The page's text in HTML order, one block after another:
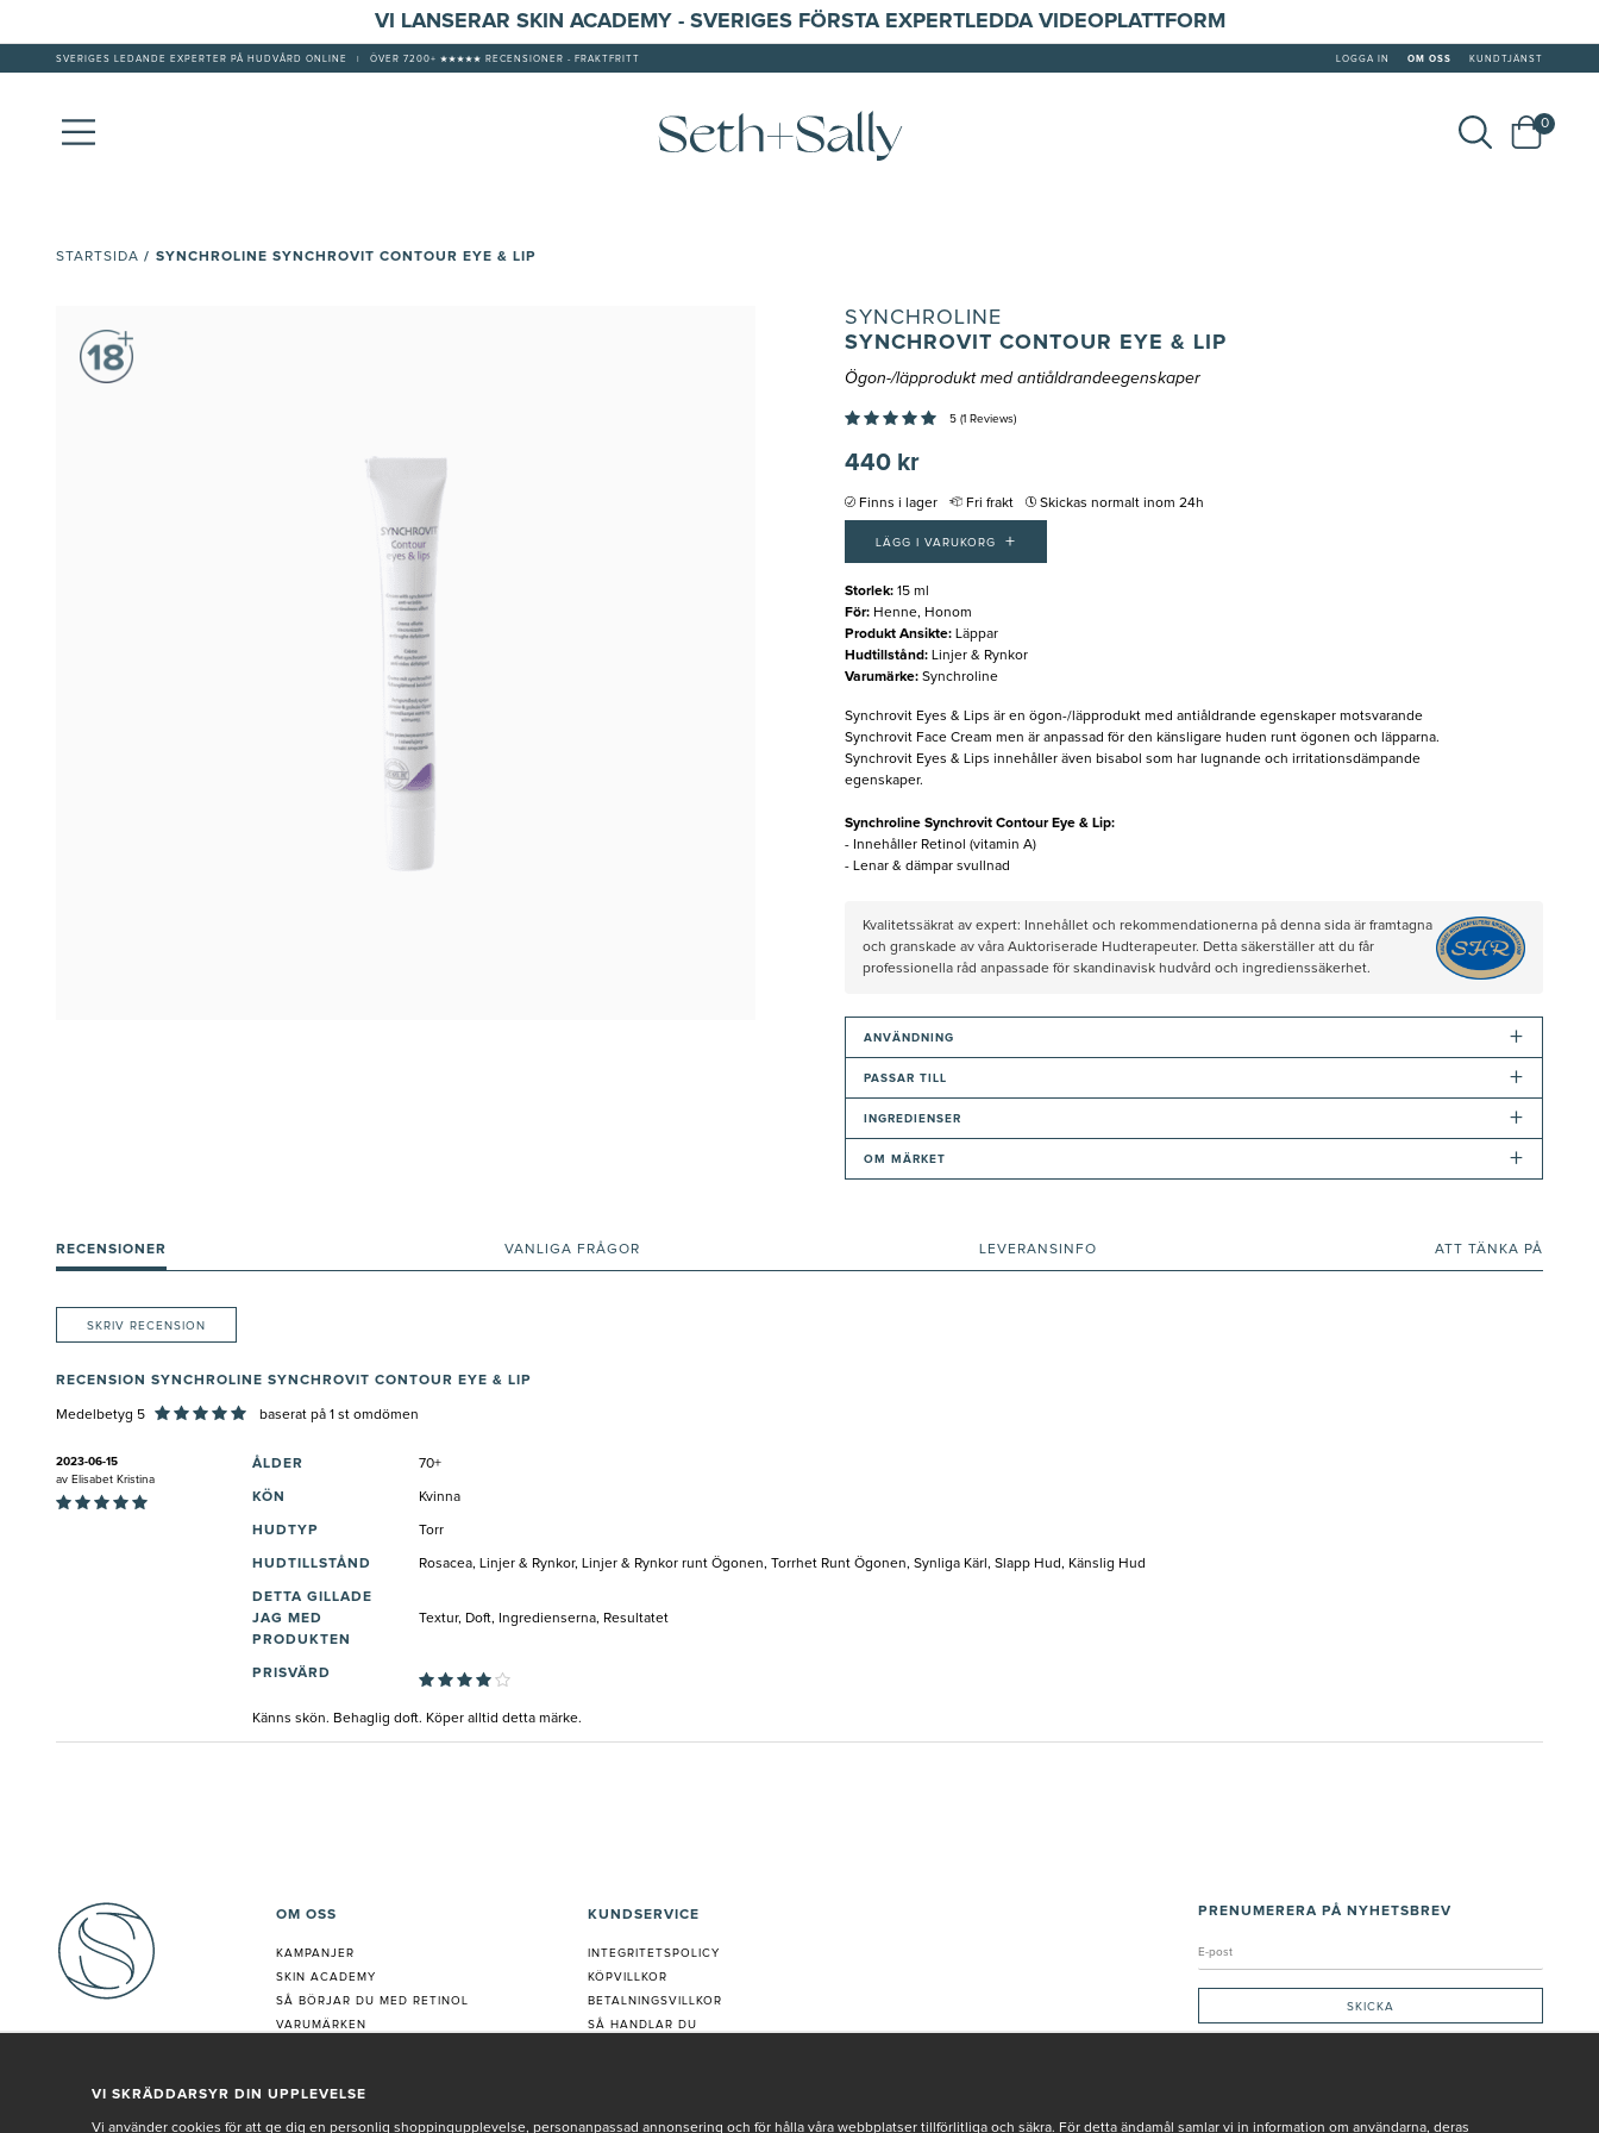
VI LANSERAR SKIN ACADEMY - SVERIGES FÖRSTA EXPERTLEDDA VIDEOPLATTFORM
SVERIGES LEDANDE EXPERTER PÅ HUDVÅRD ONLINE ÖVER 7200+ ★★★★★ RECENSIONER - FRAKTFRITT LOGGA IN OM OSS KUNDTJÄNST
0
STARTSIDA / SYNCHROLINE SYNCHROVIT CONTOUR EYE & LIP
SYNCHROLINE
SYNCHROVIT CONTOUR EYE & LIP
Ögon-/läpprodukt med antiåldrandeegenskaper
5 (1 Reviews)
440 kr
Finns i lager Fri frakt Skickas normalt inom 24h
LÄGG I VARUKORG +
Storlek: 15 ml
För: Henne, Honom
Produkt Ansikte: Läppar
Hudtillstånd: Linjer & Rynkor
Varumärke: Synchroline
Synchrovit Eyes & Lips är en ögon-/läpprodukt med antiåldrande egenskaper motsvarande
Synchrovit Face Cream men är anpassad för den känsligare huden runt ögonen och läpparna.
Synchrovit Eyes & Lips innehåller även bisabol som har lugnande och irritationsdämpande
egenskaper.
Synchroline Synchrovit Contour Eye & Lip:
- Innehåller Retinol (vitamin A)
- Lenar & dämpar svullnad
Kvalitetssäkrat av expert: Innehållet och rekommendationerna på denna sida är framtagna
och granskade av våra Auktoriserade Hudterapeuter. Detta säkerställer att du får
professionella råd anpassade för skandinavisk hudvård och ingredienssäkerhet.
ANVÄNDNING +
PASSAR TILL +
INGREDIENSER +
OM MÄRKET +
RECENSIONER VANLIGA FRÅGOR LEVERANSINFO ATT TÄNKA PÅ
SKRIV RECENSION
RECENSION SYNCHROLINE SYNCHROVIT CONTOUR EYE & LIP
Medelbetyg 5 baserat på 1 st omdömen
2023-06-15
av Elisabet Kristina
ÅLDER 70+
KÖN Kvinna
HUDTYP Torr
HUDTILLSTÅND Rosacea, Linjer & Rynkor, Linjer & Rynkor runt Ögonen, Torrhet Runt Ögonen, Synliga Kärl, Slapp Hud, Känslig Hud
DETTA GILLADE
JAG MED
PRODUKTEN
Textur, Doft, Ingredienserna, Resultatet
PRISVÄRD
Känns skön. Behaglig doft. Köper alltid detta märke.
OM OSS
KAMPANJER
SKIN ACADEMY
SÅ BÖRJAR DU MED RETINOL
VARUMÄRKEN
VÅR PERSONAL
KUNDSERVICE
INTEGRITETSPOLICY
KÖPVILLKOR
BETALNINGSVILLKOR
SÅ HANDLAR DU
REKLAMATION
PRENUMERERA PÅ NYHETSBREV
VI SKRÄDDARSYR DIN UPPLEVELSE
Vi använder cookies för att ge dig en personlig shoppingupplevelse, personanpassad annonsering och för hålla våra webbplatser tillförlitliga och säkra. För detta ändamål samlar vi in information om användarna, deras